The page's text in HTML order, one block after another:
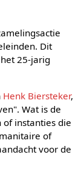
Dit
25-jarig
Henk Biersteker,
Wat is de
instanties die
of
voor de